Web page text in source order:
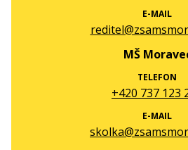
E-MAIL
MŠ
TELEFON
+420 737 123
E-MAIL